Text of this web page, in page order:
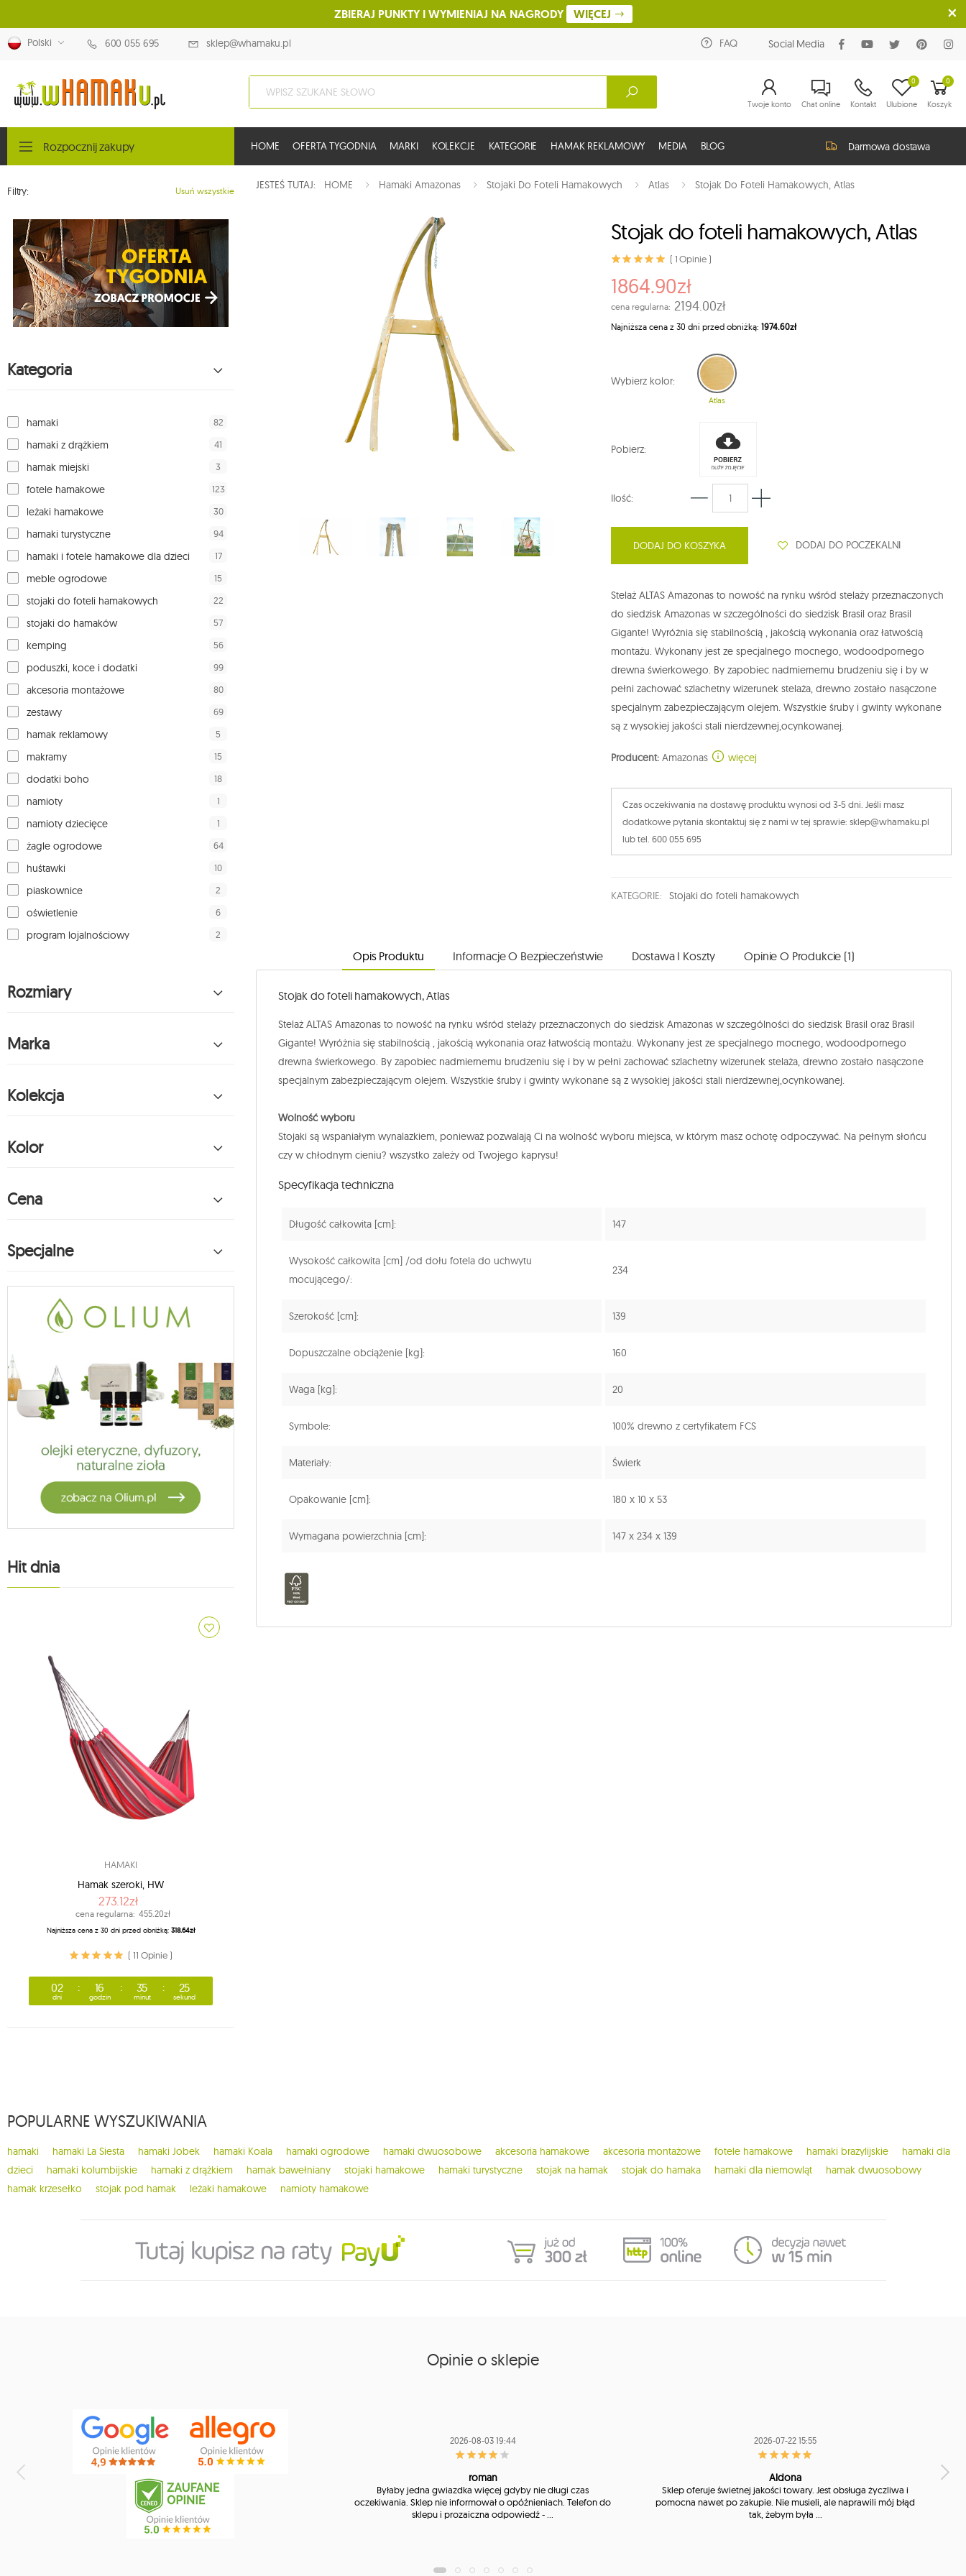
ZBIERAJ PUNKTY I WYMIENIAJ NA NAGRODY WIĘCEJ
Polski 600 055 695 sklep@whamaku.pl FAQ Social Media
Twoje konto Chat online Kontakt Ulubione
0 0
Koszyk
Rozpocznij zakupy HOME OFERTA TYGODNIA MARKI KOLEKCJE KATEGORIE HAMAK REKLAMOWY MEDIA BLOG Darmowa dostawa
Filtry: Usuń wszystkie
Kategoria
hamaki 82
hamaki z drążkiem 41
hamak miejski 3
fotele hamakowe 123
leżaki hamakowe 30
hamaki turystyczne 94
hamaki i fotele hamakowe dla dzieci 17
meble ogrodowe 15
stojaki do foteli hamakowych 22
stojaki do hamaków 57
kemping 56
poduszki, koce i dodatki 99
akcesoria montażowe 80
zestawy 69
hamak reklamowy 5
makramy 15
dodatki boho 18
namioty 1
namioty dziecięce 1
żagle ogrodowe 64
huśtawki 10
piaskownice 2
oświetlenie 6
program lojalnościowy 2
Rozmiary
Marka
Kolekcja
Kolor
Cena
Specjalne
Hit dnia
HAMAKI
Hamak szeroki, HW
273.12zł
cena regularna: 455.20zł
Najniższa cena z 30 dni przed obniżką: 318.64zł
( 11 Opinie )
02
dni
16
godzin
35
minut
24
sekund
JESTEŚ TUTAJ: HOME Hamaki Amazonas Stojaki Do Foteli Hamakowych Atlas Stojak Do Foteli Hamakowych, Atlas
Stojak do foteli hamakowych, Atlas
( 1 Opinie )
1864.90zł
cena regularna: 2194.00zł
Najniższa cena z 30 dni przed obniżką: 1974.60zł
Wybierz kolor:
Atlas
Pobierz:
Ilość:
DODAJ DO KOSZYKA DODAJ DO POCZEKALNI
Stelaż ALTAS Amazonas to nowość na rynku wśród stelaży przeznaczonych
do siedzisk Amazonas w szczególności do siedzisk Brasil oraz Brasil
Gigante! Wyróżnia się stabilnością , jakością wykonania oraz łatwością
montażu. Wykonany jest ze specjalnego mocnego, wodoodpornego
drewna świerkowego. By zapobiec nadmiernemu brudzeniu się i by w
pełni zachować szlachetny wizerunek stelaża, drewno zostało nasączone
specjalnym zabezpieczającym olejem. Wszystkie śruby i gwinty wykonane
są z wysokiej jakości stali nierdzewnej,ocynkowanej.
Producent: Amazonas więcej
Czas oczekiwania na dostawę produktu wynosi od 3-5 dni. Jeśli masz
dodatkowe pytania skontaktuj się z nami w tej sprawie: sklep@whamaku.pl
lub tel. 600 055 695
KATEGORIE: Stojaki do foteli hamakowych
Opis Produktu Informacje O Bezpieczeństwie Dostawa I Koszty Opinie O Produkcie (1)
Stojak do foteli hamakowych, Atlas
Stelaż ALTAS Amazonas to nowość na rynku wśród stelaży przeznaczonych do siedzisk Amazonas w szczególności do siedzisk Brasil oraz Brasil
Gigante! Wyróżnia się stabilnością , jakością wykonania oraz łatwością montażu. Wykonany jest ze specjalnego mocnego, wodoodpornego
drewna świerkowego. By zapobiec nadmiernemu brudzeniu się i by w pełni zachować szlachetny wizerunek stelaża, drewno zostało nasączone
specjalnym zabezpieczającym olejem. Wszystkie śruby i gwinty wykonane są z wysokiej jakości stali nierdzewnej,ocynkowanej.
Wolność wyboru
Stojaki są wspaniałym wynalazkiem, ponieważ pozwalają Ci na wolność wyboru miejsca, w którym masz ochotę odpoczywać. Na pełnym słońcu
czy w chłodnym cieniu? wszystko zależy od Twojego kaprysu!
Specyfikacja techniczna
Długość całkowita [cm]: 147
Wysokość całkowita [cm] /od dołu fotela do uchwytu
mocującego/:
234
Szerokość [cm]: 139
Dopuszczalne obciążenie [kg]: 160
Waga [kg]: 20
Symbole: 100% drewno z certyfikatem FCS
Materiały: Świerk
Opakowanie [cm]: 180 x 10 x 53
Wymagana powierzchnia [cm]: 147 x 234 x 139
POPULARNE WYSZUKIWANIA
hamaki hamaki La Siesta hamaki Jobek hamaki Koala hamaki ogrodowe hamaki dwuosobowe akcesoria hamakowe akcesoria montażowe fotele hamakowe hamaki brazylijskie
hamaki dla
dzieci
hamaki kolumbijskie hamaki z drążkiem hamak bawełniany stojaki hamakowe hamaki turystyczne stojak na hamak stojak do hamaka hamaki dla niemowląt
hamak dwuosobowy
hamak krzesełko
stojak pod hamak leżaki hamakowe namioty hamakowe
Opinie o sklepie
2026-08-03 19:44
roman
Byłaby jedna gwiazdka więcej gdyby nie długi czas
oczekiwania. Sklep nie informował o opóźnieniach. Telefon do
sklepu i prozaiczna odpowiedź - ...
2026-07-22 15:55
Aldona
Sklep oferuje świetnej jakości towary. Jest obsługa życzliwa i
pomocna nawet po zakupie. Nie musieli, ale naprawili mój błąd
tak, żebym była ...